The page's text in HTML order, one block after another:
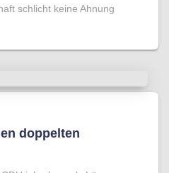
schlicht keine Ahnung
doppelten